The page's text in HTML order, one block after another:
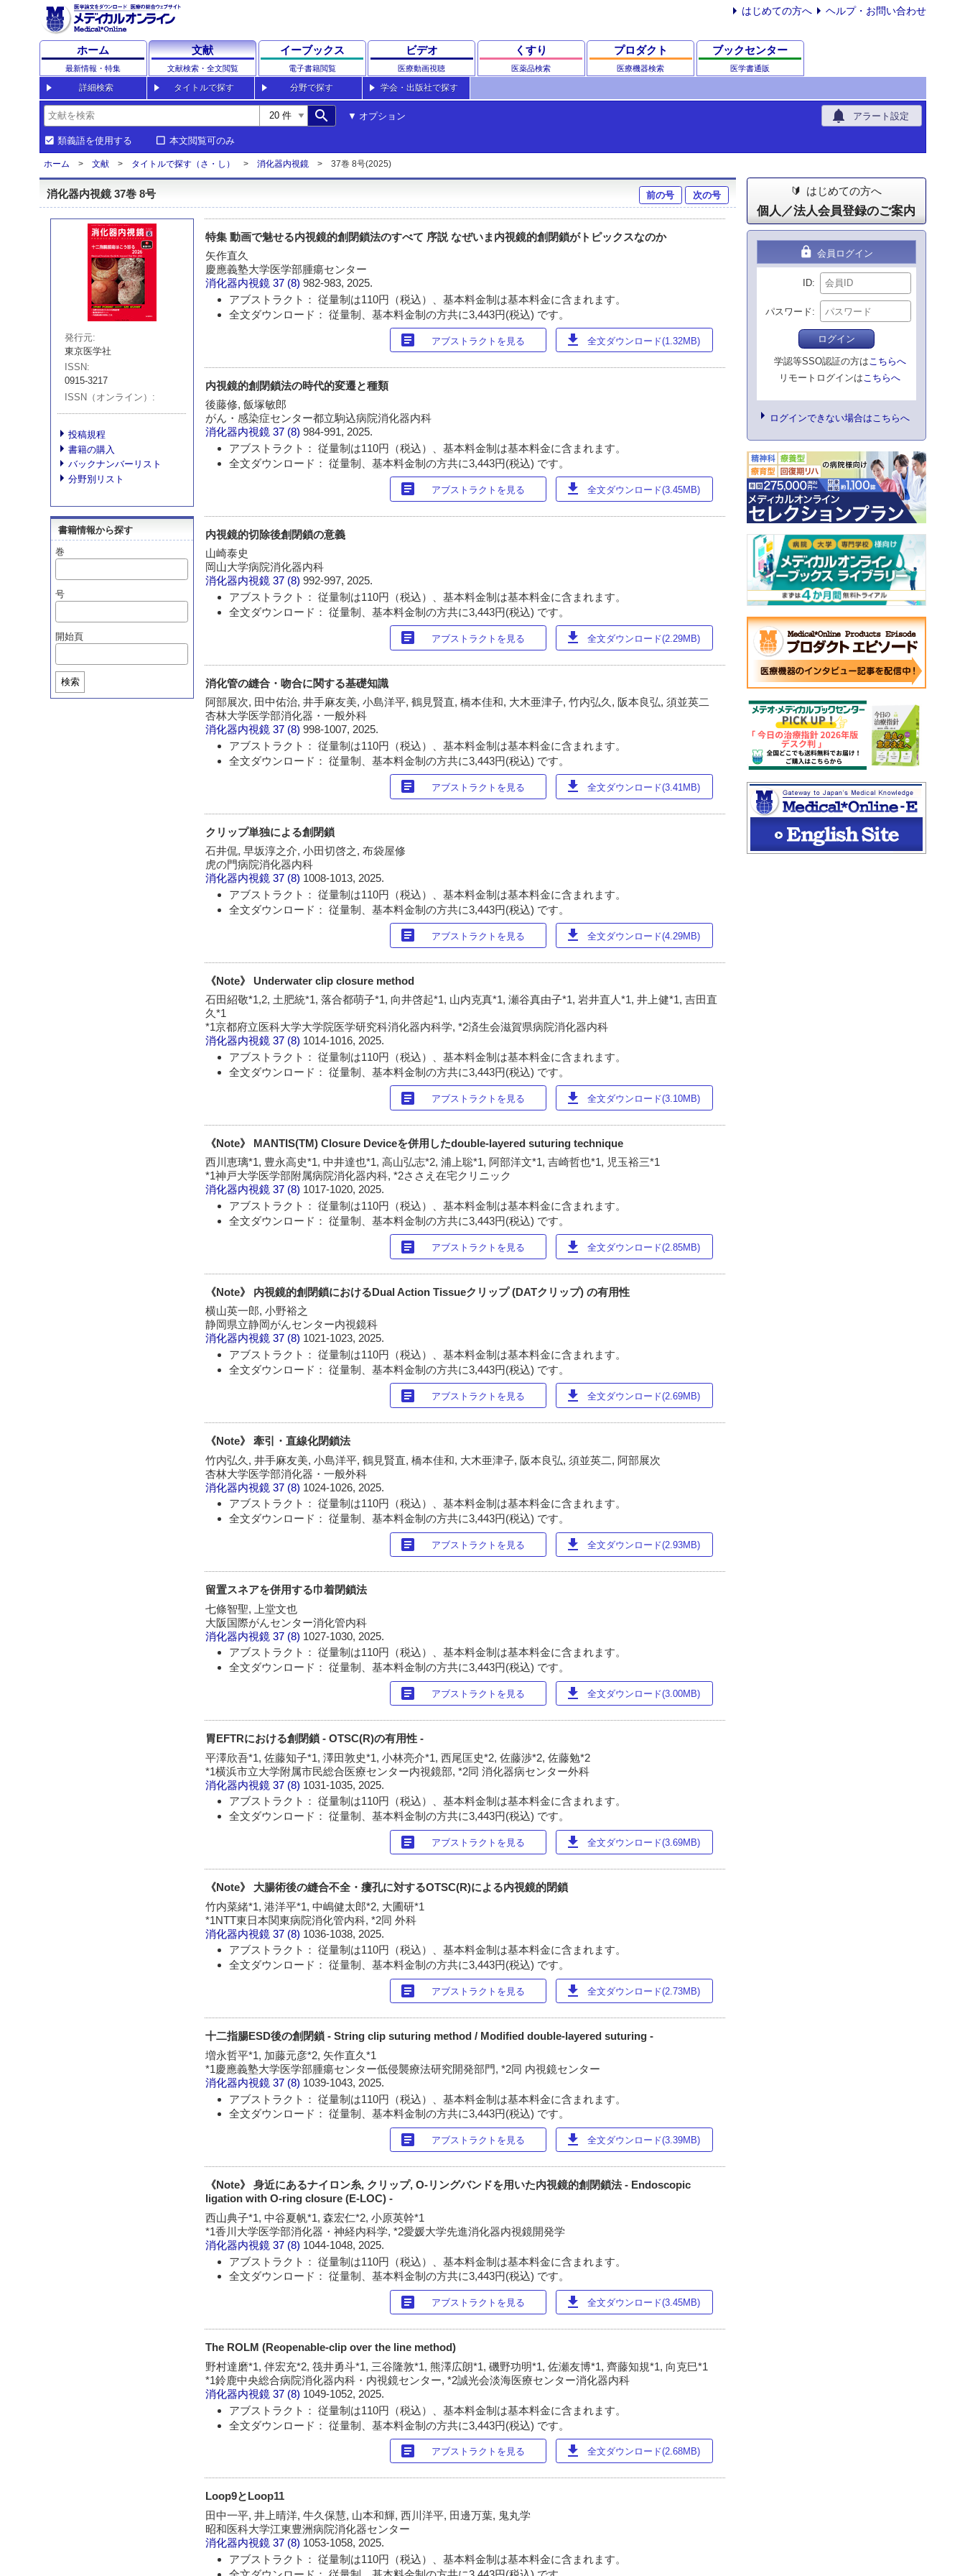
はじめての方へ ヘルプ・お問い合わせ
ホーム
最新情報・特集
文献
文献検索・全文閲覧
イーブックス
電子書籍閲覧
ビデオ
医療動画視聴
くすり
医薬品検索
プロダクト
医療機器検索
ブックセンター
医学書通販
詳細検索 タイトルで探す 分野で探す 学会・出版社で探す
search オプション notifications アラート設定
類義語を使用する 本文閲覧可のみ
ホーム 文献 タイトルで探す（さ・し） 消化器内視鏡 37巻 8号(2025)
消化器内視鏡 37巻 8号 前の号 次の号
発行元
東京医学社
ISSN
0915-3217
ISSN（オンライン）
投稿規程
書籍の購入
バックナンバーリスト
分野別リスト
書籍情報から探す
巻
号
開始頁
検索
特集 動画で魅せる内視鏡的創閉鎖法のすべて 序説 なぜいま内視鏡的創閉鎖がトピックスなのか
矢作直久
慶應義塾大学医学部腫瘍センター
消化器内視鏡 37 (8)982-983, 2025.
アブストラクト： 従量制は110円（税込）、基本料金制は基本料金に含まれます。
全文ダウンロード： 従量制、基本料金制の方共に3,443円(税込) です。
article アブストラクトを見る download 全文ダウンロード(1.32MB)
内視鏡的創閉鎖法の時代的変遷と種類
後藤修, 飯塚敏郎
がん・感染症センター都立駒込病院消化器内科
消化器内視鏡 37 (8)984-991, 2025.
アブストラクト： 従量制は110円（税込）、基本料金制は基本料金に含まれます。
全文ダウンロード： 従量制、基本料金制の方共に3,443円(税込) です。
article アブストラクトを見る download 全文ダウンロード(3.45MB)
内視鏡的切除後創閉鎖の意義
山崎泰史
岡山大学病院消化器内科
消化器内視鏡 37 (8)992-997, 2025.
アブストラクト： 従量制は110円（税込）、基本料金制は基本料金に含まれます。
全文ダウンロード： 従量制、基本料金制の方共に3,443円(税込) です。
article アブストラクトを見る download 全文ダウンロード(2.29MB)
消化管の縫合・吻合に関する基礎知識
阿部展次, 田中佑治, 井手麻友美, 小島洋平, 鶴見賢直, 橋本佳和, 大木亜津子, 竹内弘久, 阪本良弘, 須並英二
杏林大学医学部消化器・一般外科
消化器内視鏡 37 (8)998-1007, 2025.
アブストラクト： 従量制は110円（税込）、基本料金制は基本料金に含まれます。
全文ダウンロード： 従量制、基本料金制の方共に3,443円(税込) です。
article アブストラクトを見る download 全文ダウンロード(3.41MB)
クリップ単独による創閉鎖
石井侃, 早坂淳之介, 小田切啓之, 布袋屋修
虎の門病院消化器内科
消化器内視鏡 37 (8) 1008-1013, 2025.
アブストラクト： 従量制は110円（税込）、基本料金制は基本料金に含まれます。
全文ダウンロード： 従量制、基本料金制の方共に3,443円(税込) です。
article アブストラクトを見る download 全文ダウンロード(4.29MB)
《Note》 Underwater clip closure method
石田紹敬*1,2, 土肥統*1, 落合都萌子*1, 向井啓起*1, 山内克真*1, 瀬谷真由子*1, 岩井直人*1, 井上健*1, 吉田直
久*1
*1京都府立医科大学大学院医学研究科消化器内科学, *2済生会滋賀県病院消化器内科
消化器内視鏡 37 (8) 1014-1016, 2025.
アブストラクト： 従量制は110円（税込）、基本料金制は基本料金に含まれます。
全文ダウンロード： 従量制、基本料金制の方共に3,443円(税込) です。
article アブストラクトを見る download 全文ダウンロード(3.10MB)
《Note》 MANTIS(TM) Closure Deviceを併用したdouble-layered suturing technique
西川恵璃*1, 豊永高史*1, 中井達也*1, 高山弘志*2, 浦上聡*1, 阿部洋文*1, 吉崎哲也*1, 児玉裕三*1
*1神戸大学医学部附属病院消化器内科, *2ささえ在宅クリニック
消化器内視鏡 37 (8) 1017-1020, 2025.
アブストラクト： 従量制は110円（税込）、基本料金制は基本料金に含まれます。
全文ダウンロード： 従量制、基本料金制の方共に3,443円(税込) です。
article アブストラクトを見る download 全文ダウンロード(2.85MB)
《Note》 内視鏡的創閉鎖におけるDual Action Tissueクリップ (DATクリップ) の有用性
横山英一郎, 小野裕之
静岡県立静岡がんセンター内視鏡科
消化器内視鏡 37 (8) 1021-1023, 2025.
アブストラクト： 従量制は110円（税込）、基本料金制は基本料金に含まれます。
全文ダウンロード： 従量制、基本料金制の方共に3,443円(税込) です。
article アブストラクトを見る download 全文ダウンロード(2.69MB)
《Note》 牽引・直線化閉鎖法
竹内弘久, 井手麻友美, 小島洋平, 鶴見賢直, 橋本佳和, 大木亜津子, 阪本良弘, 須並英二, 阿部展次
杏林大学医学部消化器・一般外科
消化器内視鏡 37 (8) 1024-1026, 2025.
アブストラクト： 従量制は110円（税込）、基本料金制は基本料金に含まれます。
全文ダウンロード： 従量制、基本料金制の方共に3,443円(税込) です。
article アブストラクトを見る download 全文ダウンロード(2.93MB)
留置スネアを併用する巾着閉鎖法
七條智聖, 上堂文也
大阪国際がんセンター消化管内科
消化器内視鏡 37 (8) 1027-1030, 2025.
アブストラクト： 従量制は110円（税込）、基本料金制は基本料金に含まれます。
全文ダウンロード： 従量制、基本料金制の方共に3,443円(税込) です。
article アブストラクトを見る download 全文ダウンロード(3.00MB)
胃EFTRにおける創閉鎖 - OTSC(R)の有用性 -
平澤欣吾*1, 佐藤知子*1, 澤田敦史*1, 小林亮介*1, 西尾匡史*2, 佐藤渉*2, 佐藤勉*2
*1横浜市立大学附属市民総合医療センター内視鏡部, *2同 消化器病センター外科
消化器内視鏡 37 (8) 1031-1035, 2025.
アブストラクト： 従量制は110円（税込）、基本料金制は基本料金に含まれます。
全文ダウンロード： 従量制、基本料金制の方共に3,443円(税込) です。
article アブストラクトを見る download 全文ダウンロード(3.69MB)
《Note》 大腸術後の縫合不全・瘻孔に対するOTSC(R)による内視鏡的閉鎖
竹内菜緒*1, 港洋平*1, 中嶋健太郎*2, 大圃研*1
*1NTT東日本関東病院消化管内科, *2同 外科
消化器内視鏡 37 (8) 1036-1038, 2025.
アブストラクト： 従量制は110円（税込）、基本料金制は基本料金に含まれます。
全文ダウンロード： 従量制、基本料金制の方共に3,443円(税込) です。
article アブストラクトを見る download 全文ダウンロード(2.73MB)
十二指腸ESD後の創閉鎖 - String clip suturing method / Modified double-layered suturing -
増永哲平*1, 加藤元彦*2, 矢作直久*1
*1慶應義塾大学医学部腫瘍センター低侵襲療法研究開発部門, *2同 内視鏡センター
消化器内視鏡 37 (8) 1039-1043, 2025.
アブストラクト： 従量制は110円（税込）、基本料金制は基本料金に含まれます。
全文ダウンロード： 従量制、基本料金制の方共に3,443円(税込) です。
article アブストラクトを見る download 全文ダウンロード(3.39MB)
《Note》 身近にあるナイロン糸, クリップ, O-リングバンドを用いた内視鏡的創閉鎖法 - Endoscopic
ligation with O-ring closure (E-LOC) -
西山典子*1, 中谷夏帆*1, 森宏仁*2, 小原英幹*1
*1香川大学医学部消化器・神経内科学, *2愛媛大学先進消化器内視鏡開発学
消化器内視鏡 37 (8) 1044-1048, 2025.
アブストラクト： 従量制は110円（税込）、基本料金制は基本料金に含まれます。
全文ダウンロード： 従量制、基本料金制の方共に3,443円(税込) です。
article アブストラクトを見る download 全文ダウンロード(3.45MB)
The ROLM (Reopenable-clip over the line method)
野村達磨*1, 伴宏充*2, 筏井勇斗*1, 三谷隆敦*1, 熊澤広朗*1, 磯野功明*1, 佐瀬友博*1, 齊藤知規*1, 向克巳*1
*1鈴鹿中央総合病院消化器内科・内視鏡センター, *2誠光会淡海医療センター消化器内科
消化器内視鏡 37 (8) 1049-1052, 2025.
アブストラクト： 従量制は110円（税込）、基本料金制は基本料金に含まれます。
全文ダウンロード： 従量制、基本料金制の方共に3,443円(税込) です。
article アブストラクトを見る download 全文ダウンロード(2.68MB)
Loop9とLoop11
田中一平, 井上晴洋, 牛久保慧, 山本和輝, 西川洋平, 田邊万葉, 鬼丸学
昭和医科大学江東豊洲病院消化器センター
消化器内視鏡 37 (8) 1053-1058, 2025.
アブストラクト： 従量制は110円（税込）、基本料金制は基本料金に含まれます。
はじめての方へ
個人／法人会員登録のご案内
lock 会員ログイン
ID
パスワード
ログイン
学認等SSO認証の方はこちらへ
リモートログインはこちらへ
ログインできない場合はこちらへ